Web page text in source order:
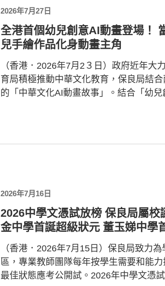
2026年7月27日
全港首個幼兒創意AI動畫登場！
兒手繪作品化身動畫主角
（香港．2026年7月2３日）政府近年
育局積極推動中華文化教育，保良局結
的「中華文化AI動畫故事」。結合「幼
2026年7月16日
2026中學文憑試放榜 保良局屬
金中學首誕超級狀元 董玉娣中學
（香港．2026年7月15日）保良局致力
區，專業教師團隊每年按學生需要和能
最佳狀態應考公開試。2026年中學文憑